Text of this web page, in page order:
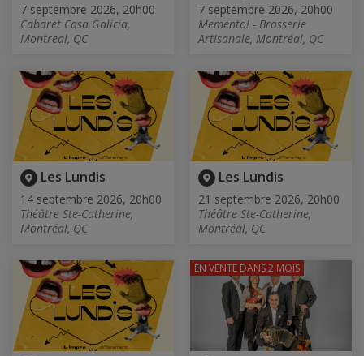
7 septembre 2026, 20h00
Cabaret Casa Galicia,
Montreal, QC
7 septembre 2026, 20h00
Memento! - Brasserie
Artisanale, Montréal, QC
Les Lundis
14 septembre 2026, 20h00
Théâtre Ste-Catherine,
Montréal, QC
Les Lundis
21 septembre 2026, 20h00
Théâtre Ste-Catherine,
Montréal, QC
EN VENTE DANS 2 MOIS